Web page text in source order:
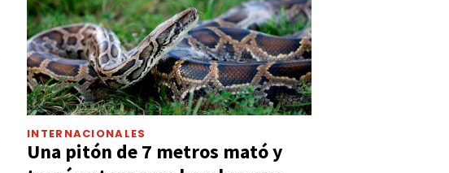
INTERNACIONALES
Una pitón de 7 metros mató y